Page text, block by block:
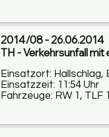
2014/08 - 26.06.2014
TH - Verkehrsunfall
Einsatzort: Hallschlag,
Einsatzzeit: 11:54 Uhr
Fahrzeuge: RW 1, TLF